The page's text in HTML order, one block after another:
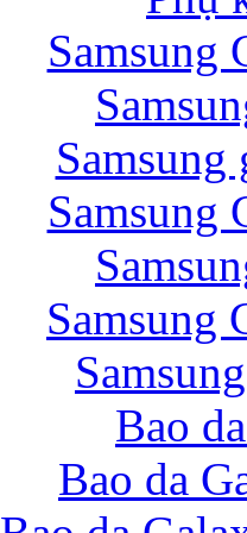
Bao da Samsung
Bao da Galaxy
Nắp lưng Samsung
Samsung
Samsung
Samsung
Bao
Bao da